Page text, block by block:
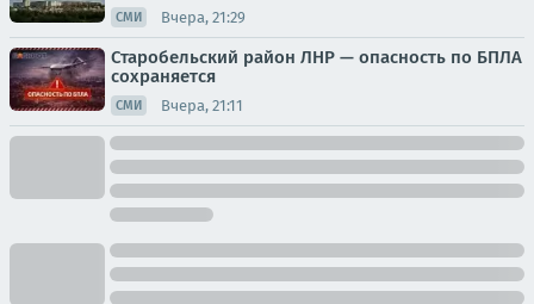
СМИ Вчера, 21:29
Старобельский район ЛНР — опасность по БПЛА
сохраняется
СМИ Вчера, 21:11